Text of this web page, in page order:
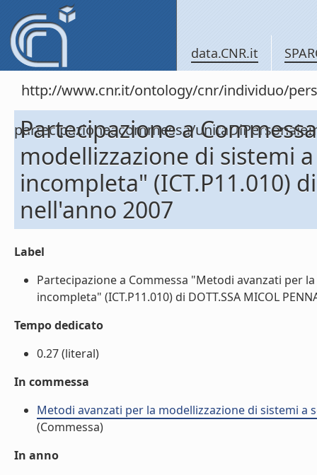
data.CNR.it
http://www.cnr.it/ontology/cnr/individuo/
partecipazioneacommessa/
Partecipazione a
modellizzazione di sistemi
incompleta" (ICT.P11.010)
nell'anno 2007
Label
Partecipazione a Commessa "Metodi avanzati per
incompleta" (ICT.P11.010) di DOTT.SSA MICOL
Tempo dedicato
0.27 (literal)
In commessa
Metodi avanzati per la modellizzazione di sistemi a
(Commessa)
In anno